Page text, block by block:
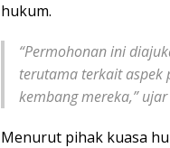
hukum.
“Permohonan ini
terutama terkait aspek
kembang mereka,” ujar
Menurut pihak kuasa